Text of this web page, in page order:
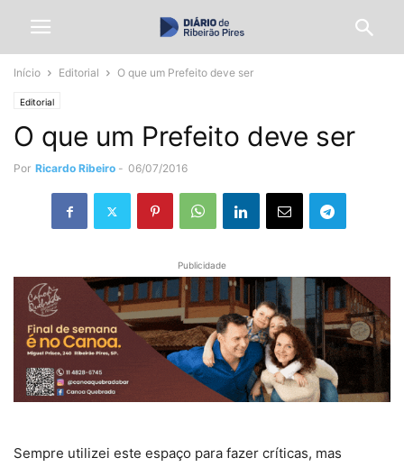
Início Editorial O que um Prefeito deve ser
Editorial
O que um Prefeito deve ser
Por Ricardo Ribeiro - 06/07/2016
Publicidade
Sempre utilizei este espaço para fazer críticas, mas